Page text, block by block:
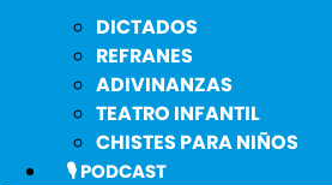
DICTADOS
REFRANES
ADIVINANZAS
TEATRO INFANTIL
CHISTES PARA NIÑOS
🎙️ PODCAST